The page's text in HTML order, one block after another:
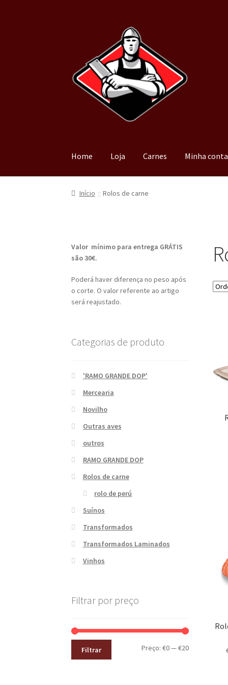
Home Loja Carnes Minha conta
Início Rolos de carne
Valor mínimo para entrega GRÁTIS
são 30€.
Poderá haver diferença no peso após
o corte. O valor referente ao artigo
será reajustado.
Categorias de produto
'RAMO GRANDE DOP'
Mercearia
Novilho
Outras aves
outros
RAMO GRANDE DOP
Rolos de carne
rolo de perú
Suínos
Transformados
Transformados Laminados
Vinhos
Filtrar por preço
Filtrar Preço:€0—€20